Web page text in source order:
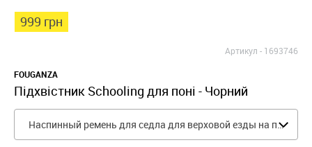
999 грн
Артикул - 1693746
FOUGANZA
Підхвістник Schooling для поні - Чорний
Наспинный ремень для седла для верховой езды на пони SCHOOLING